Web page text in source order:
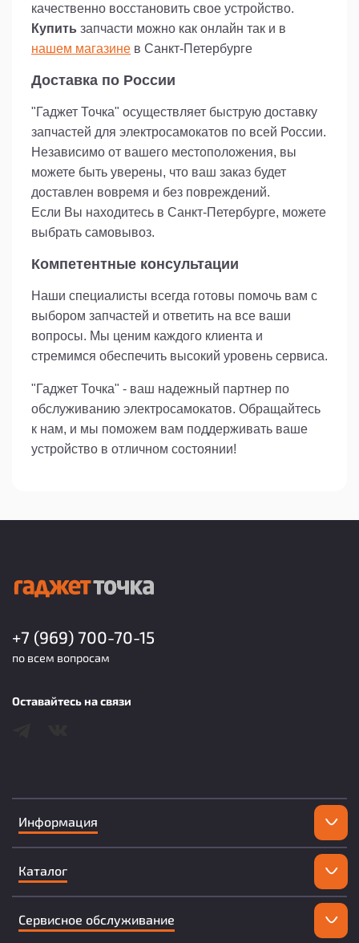
качественно восстановить свое устройство.
Купить запчасти можно как онлайн так и в
нашем магазине в Санкт-Петербурге
Доставка по России
"Гаджет Точка" осуществляет быструю доставку
запчастей для электросамокатов по всей России.
Независимо от вашего местоположения, вы
можете быть уверены, что ваш заказ будет
доставлен вовремя и без повреждений.
Если Вы находитесь в Санкт-Петербурге, можете
выбрать самовывоз.
Компетентные консультации
Наши специалисты всегда готовы помочь вам с
выбором запчастей и ответить на все ваши
вопросы. Мы ценим каждого клиента и
стремимся обеспечить высокий уровень сервиса.
"Гаджет Точка" - ваш надежный партнер по
обслуживанию электросамокатов. Обращайтесь
к нам, и мы поможем вам поддерживать ваше
устройство в отличном состоянии!
Информация
Каталог
Сервисное обслуживание
+7 (969) 700-70-15
по всем вопросам
Оставайтесь на связи